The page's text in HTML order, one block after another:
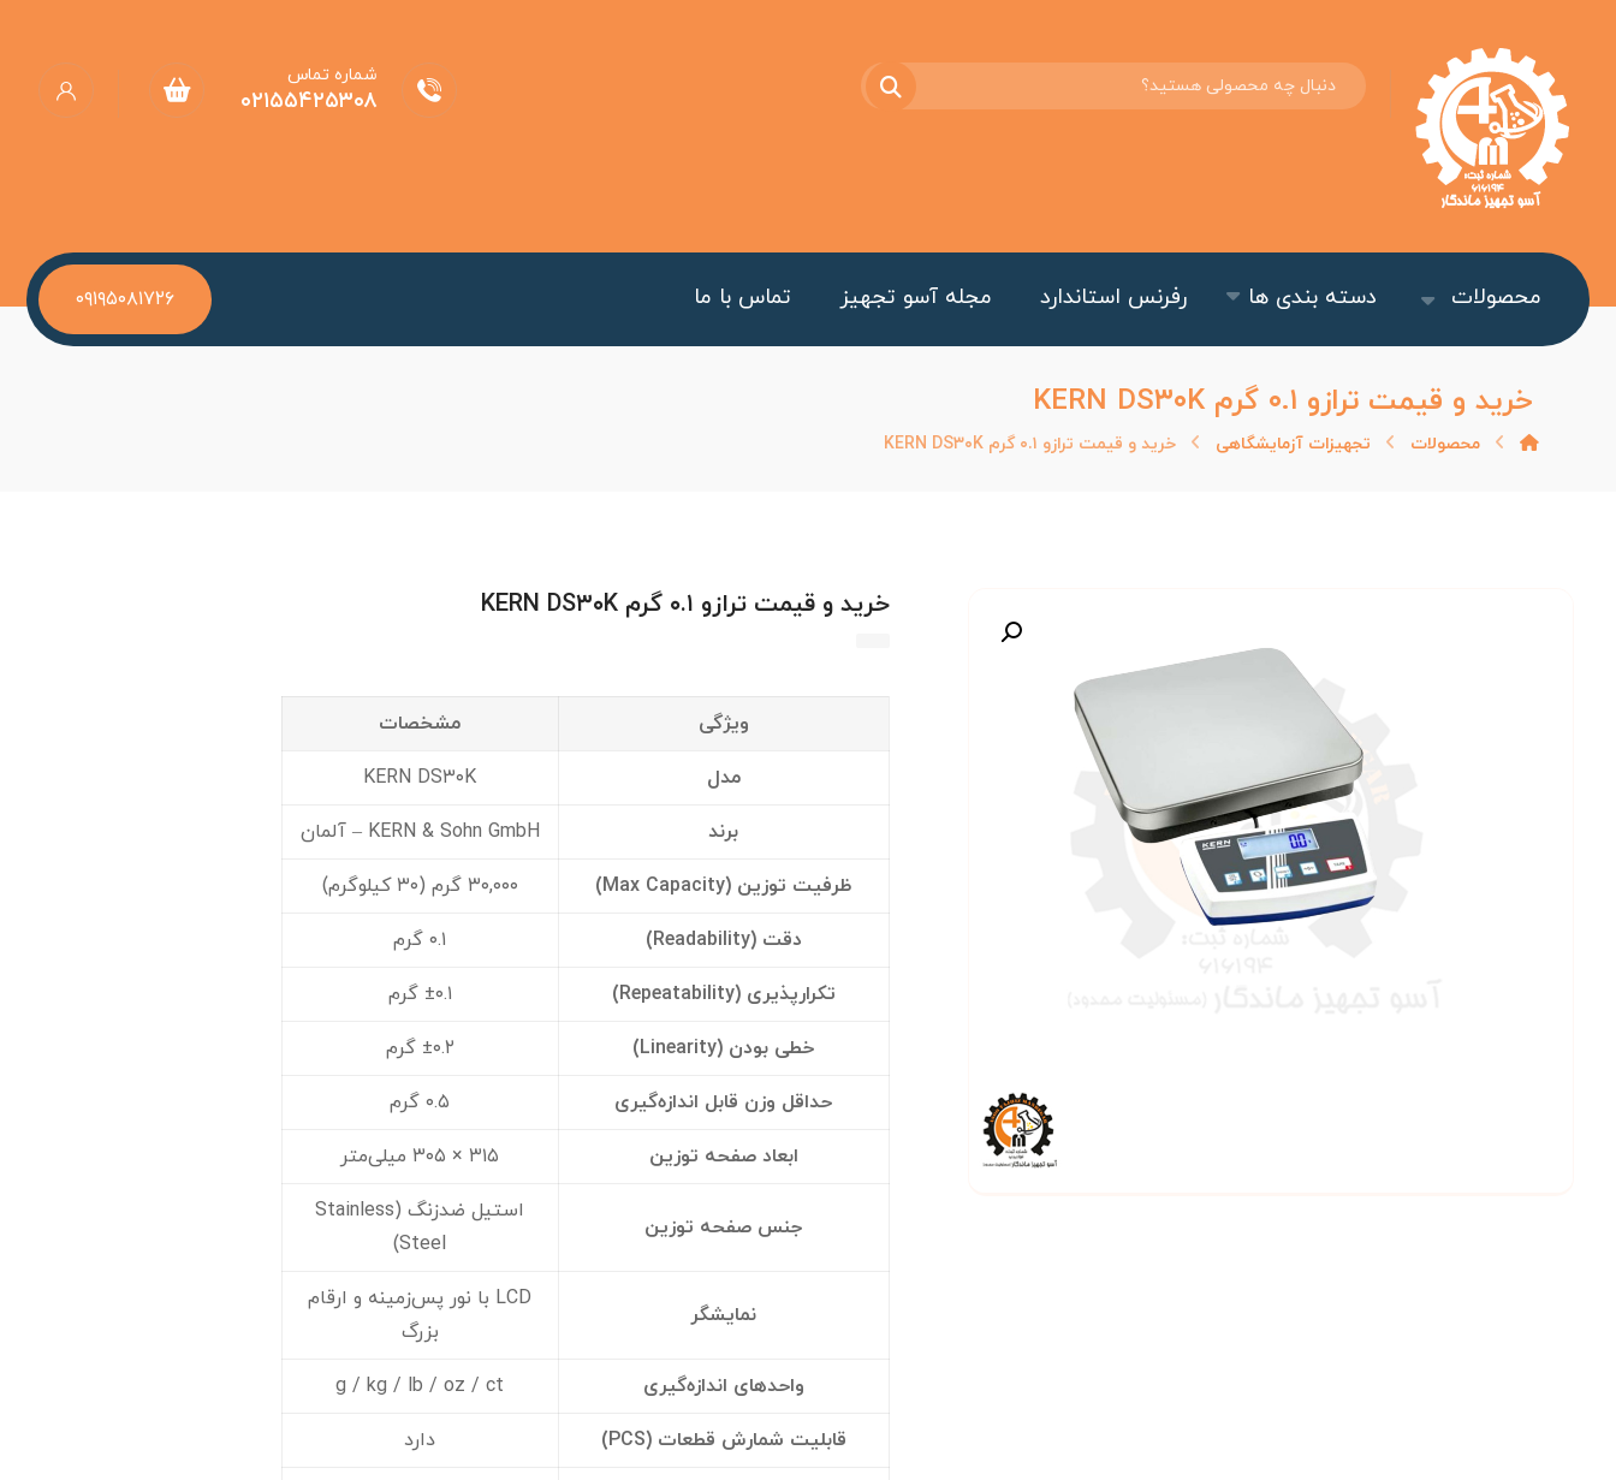
شماره تماس
۰۲۱۵۵۴۲۵۳۰۸
محصولات دسته بندی ها رفرنس استاندارد مجله آسو تجهیز تماس با ما ۰۹۱۹۵۰۸۱۷۲۶
خرید و قیمت ترازو ۰.۱ گرم KERN DS۳۰K
محصولات تجهیزات آزمایشگاهی خرید و قیمت ترازو ۰.۱ گرم KERN DS۳۰K
خرید و قیمت ترازو ۰.۱ گرم KERN DS۳۰K
ویژگی مشخصات
مدل KERN DS۳۰K
برند KERN & Sohn GmbH – آلمان
ظرفیت توزین (Max Capacity) ۳۰,۰۰۰ گرم (۳۰ کیلوگرم)
دقت (Readability) ۰.۱ گرم
تکرارپذیری (Repeatability) ±۰.۱ گرم
خطی بودن (Linearity) ±۰.۲ گرم
حداقل وزن قابل اندازه‌گیری ۰.۵ گرم
ابعاد صفحه توزین ۳۱۵ × ۳۰۵ میلی‌متر
جنس صفحه توزین
استیل ضدزنگ (Stainless
Steel)
نمایشگر
LCD با نور پس‌زمینه و ارقام
بزرگ
واحدهای اندازه‌گیری g / kg / lb / oz / ct
قابلیت شمارش قطعات (PCS) دارد